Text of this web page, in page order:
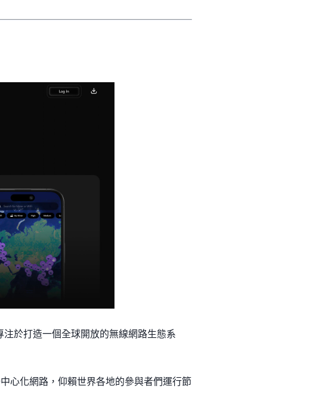
於打造一個全球開放的無線網路生態系
心化網路，仰賴世界各地的參與者們運行節